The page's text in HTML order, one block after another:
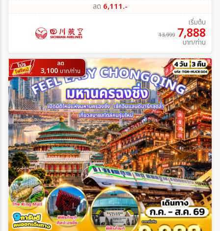
ลด 6,111.-
เริ่มต้น
13,999 7,888
บาท/ท่าน
ลด
3,100 บาท/ท่าน